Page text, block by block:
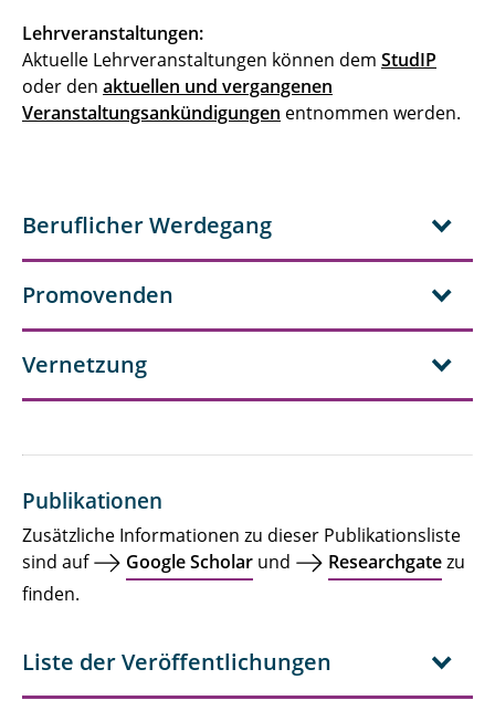
Anette Jonscher
Dagmar Körting
Philip Stremming
Ines Schoppmeyer
OStR Karten Schulz
Ehemalige des IDME
Lehrveranstaltungen:
Aktuelle Lehrveranstaltungen können dem StudIP
oder den aktuellen und vergangenen
Veranstaltungsankündigungen entnommen werden.
Beruflicher Werdegang
Promovenden
Vernetzung
Publikationen
Zusätzliche Informationen zu dieser Publikationsliste
sind auf
Google Scholar und Researchgatezu
finden.
Liste der Veröffentlichungen